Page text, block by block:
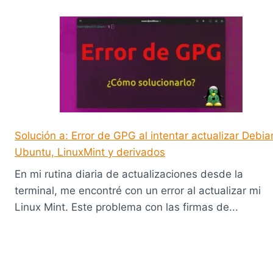
Solución a: Error de GPG al intentar actualizar
Ubuntu, LinuxMint y derivados
En mi rutina diaria de actualizaciones desde la
terminal, me encontré con un error al actualizar mi
Linux Mint. Este problema con las firmas de...